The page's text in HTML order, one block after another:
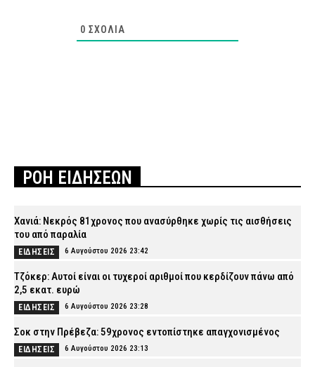
0 ΣΧΌΛΙΑ
ΡΟΗ ΕΙΔΗΣΕΩΝ
Χανιά: Νεκρός 81χρονος που ανασύρθηκε χωρίς τις αισθήσεις
του από παραλία
ΕΙΔΗΣΕΙΣ 6 Αυγούστου 2026 23:42
Τζόκερ: Αυτοί είναι οι τυχεροί αριθμοί που κερδίζουν πάνω από
2,5 εκατ. ευρώ
ΕΙΔΗΣΕΙΣ 6 Αυγούστου 2026 23:28
Σοκ στην Πρέβεζα: 59χρονος εντοπίστηκε απαγχονισμένος
ΕΙΔΗΣΕΙΣ 6 Αυγούστου 2026 23:13